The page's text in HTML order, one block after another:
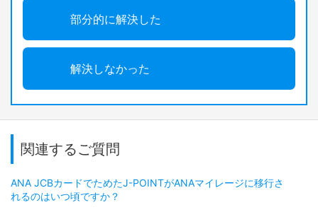
部分的に解決した
解決しなかった
関連するご質問
ANA JCBカードでためたJ-POINTがANAマイレージに移行さ
れるのはいつ頃ですか？